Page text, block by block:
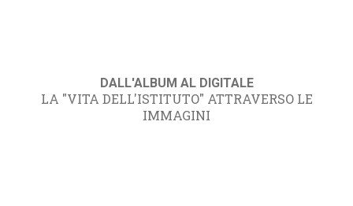
DALL'ALBUM AL DIGITALE
LA "VITA DELL'ISTITUTO" ATTRAVERSO LE
IMMAGINI